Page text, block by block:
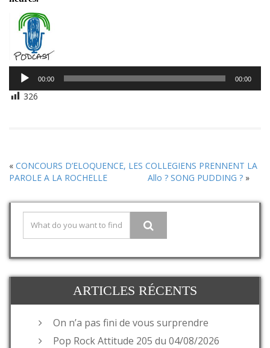
Lecteur
audio
00:00 00:00
326
« CONCOURS D’ELOQUENCE, LES COLLEGIENS PRENNENT LA
PAROLE A LA ROCHELLE
Allo ? SONG PUDDING ?»
ARTICLES RÉCENTS
On n’a pas fini de vous surprendre
Pop Rock Attitude 205 du 04/08/2026